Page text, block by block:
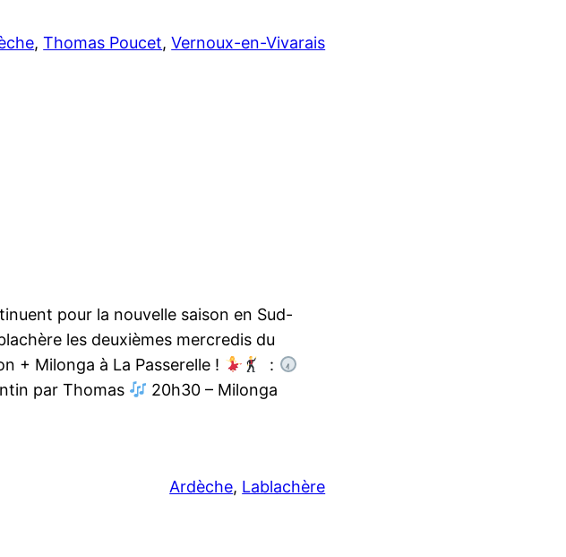
, Thomas Poucet, Vernoux-en-Vivarais
pour la nouvelle saison en Sud-
les deuxièmes mercredis du
+ Milonga à La Passerelle !
:
par Thomas
20h30 – Milonga
Ardèche, Lablachère